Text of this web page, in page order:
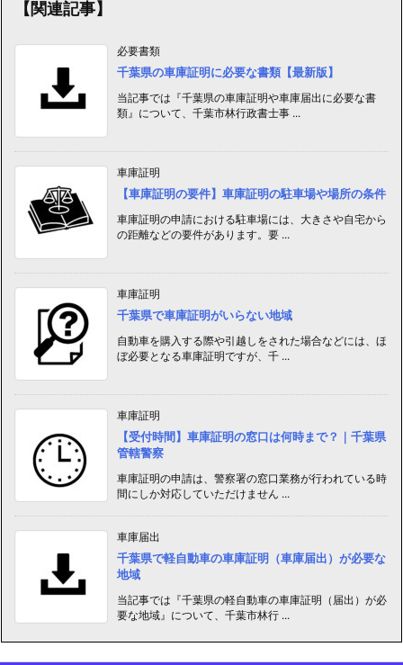
【関連記事】
必要書類
千葉県の車庫証明に必要な書類【最新版】
当記事では『千葉県の車庫証明や車庫届出に必要な書
類』について、千葉市林行政書士事 ...
車庫証明
【車庫証明の要件】車庫証明の駐車場や場所の条件
車庫証明の申請における駐車場には、大きさや自宅から
の距離などの要件があります。要 ...
車庫証明
千葉県で車庫証明がいらない地域
自動車を購入する際や引越しをされた場合などには、ほ
ぼ必要となる車庫証明ですが、千 ...
車庫証明
【受付時間】車庫証明の窓口は何時まで？｜千葉県
管轄警察
車庫証明の申請は、警察署の窓口業務が行われている時
間にしか対応していただけません ...
車庫届出
千葉県で軽自動車の車庫証明（車庫届出）が必要な
地域
当記事では『千葉県の軽自動車の車庫証明（届出）が必
要な地域』について、千葉市林行 ...